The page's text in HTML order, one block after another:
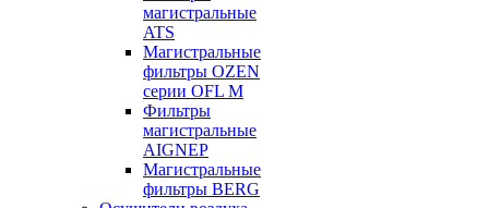
магистральные
ATS
Магистральные
фильтры OZEN
серии OFL M
Фильтры
магистральные
AIGNEP
Магистральные
фильтры BERG